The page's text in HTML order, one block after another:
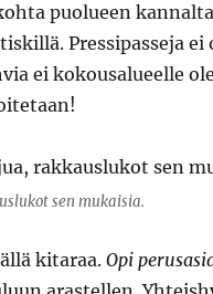
puolueen
Pressipasseja
ei kokousalueelle
sen mukaisia.
kitaraa. Opi